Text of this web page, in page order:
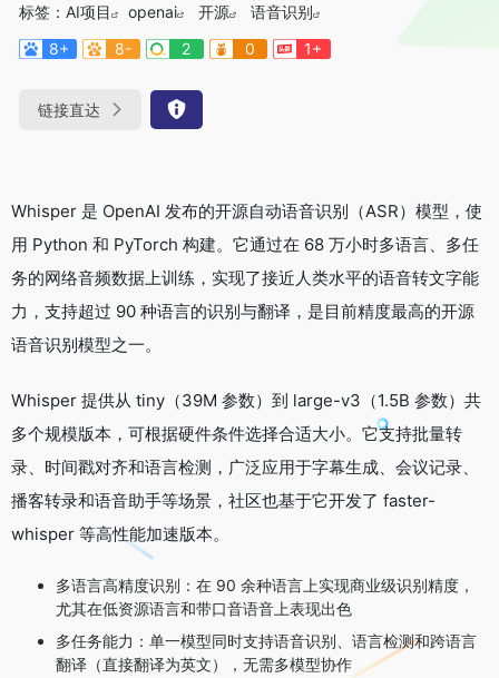
标签： AI项目 openai 开源
语音识别
8+
8- 2 0 1+
链接直达
Whisper 是 OpenAI 发布的开源自动语音识别（ASR）模型，使
用 Python 和 PyTorch 构建。它通过在 68 万小时多语言、多任
务的网络音频数据上训练，实现了接近人类水平的语音转文字能
力，支持超过 90 种语言的识别与翻译，是目前精度最高的开源
语音识别模型之一。
Whisper 提供从 tiny（39M 参数）到 large-v3（1.5B 参数）共
多个规模版本，可根据硬件条件选择合适大小。它支持批量转
录、时间戳对齐和语言检测，广泛应用于字幕生成、会议记录、
播客转录和语音助手等场景，社区也基于它开发了 faster-
whisper 等高性能加速版本。
多语言高精度识别：在 90 余种语言上实现商业级识别精度，
尤其在低资源语言和带口音语音上表现出色
多任务能力：单一模型同时支持语音识别、语言检测和跨语言
翻译（直接翻译为英文），无需多模型协作